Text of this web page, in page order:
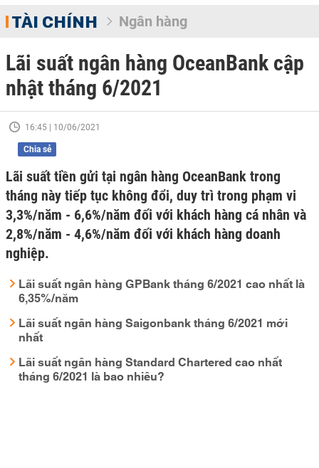
TÀI CHÍNH Ngân hàng
Lãi suất ngân hàng OceanBank cập
nhật tháng 6/2021
16:45 | 10/06/2021
Chia sẻ
Lãi suất tiền gửi tại ngân hàng OceanBank trong
tháng này tiếp tục không đổi, duy trì trong phạm vi
3,3%/năm - 6,6%/năm đối với khách hàng cá nhân và
2,8%/năm - 4,6%/năm đối với khách hàng doanh
nghiệp.
Lãi suất ngân hàng GPBank tháng 6/2021 cao nhất là
6,35%/năm
Lãi suất ngân hàng Saigonbank tháng 6/2021 mới
nhất
Lãi suất ngân hàng Standard Chartered cao nhất
tháng 6/2021 là bao nhiêu?